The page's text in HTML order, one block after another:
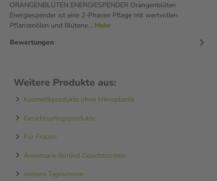
ORANGENBLÜTEN ENERGIESPENDER Orangenblüten
Energiespender ist eine 2-Phasen Pflege mit wertvollen
Pflanzenölen und Blütene… Mehr
Bewertungen
Weitere Produkte aus:
Kosmetikprodukte ohne Mikroplastik
Gesichtspflegeprodukte
Für Frauen
Annemarie Börlind Gesichtscreme
weitere Tagescreme